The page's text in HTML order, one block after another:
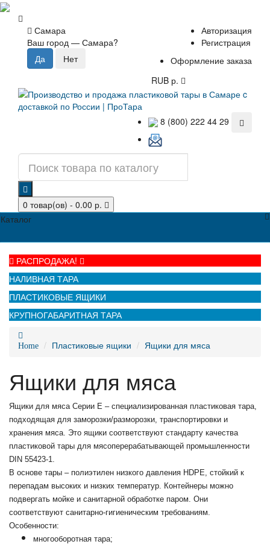
Самара
Ваш город — Самара?
Авторизация
Регистрация
Оформление заказа
RUB р.
8 (800) 222 44 29
0 товар(ов) - 0.00 р.
Каталог
РАСПРОДАЖА!
НАЛИВНАЯ ТАРА
ПЛАСТИКОВЫЕ ЯЩИКИ
КРУПНОГАБАРИТНАЯ ТАРА
Home Пластиковые ящики Ящики для мяса
Ящики для мяса
Ящики для мяса Серии Е – специализированная пластиковая тара,
подходящая для заморозки/разморозки, транспортировки и
хранения мяса. Это ящики соответствуют стандарту качества
пластиковой тары для мясоперерабатывающей промышленности
DIN 55423-1.
В основе тары – полиэтилен низкого давления HDPE, стойкий к
перепадам высоких и низких температур. Контейнеры можно
подвергать мойке и санитарной обработке паром. Они
соответствуют санитарно-гигиеническим требованиям.
Особенности:
многооборотная тара;